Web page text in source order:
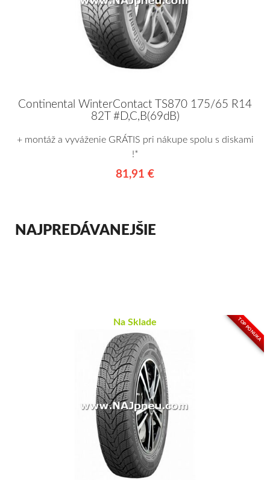
Continental WinterContact TS870 175/65 R14
82T #D,C,B(69dB)
+ montáž a vyváženie GRÁTIS pri nákupe spolu s diskami
!*
81,91 €
NAJPREDÁVANEJŠIE
TOP PONUKA
Na Sklade